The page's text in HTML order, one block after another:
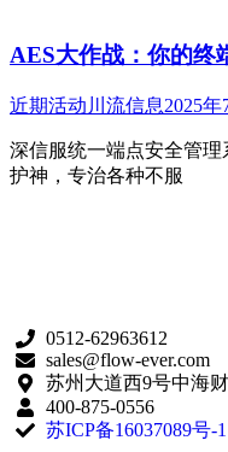
AES大作战：你的终
近期活动 川流信息2025年
深信服统一端点安全管
护神，专治各种不服
0512-62963612
sales@flow-ever.com
苏州大道西9号中海
400-875-0556
苏ICP备16037089号-1